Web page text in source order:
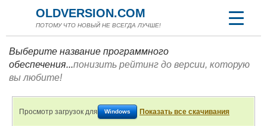
OLDVERSION.COM
ПОТОМУ ЧТО НОВЫЙ НЕ ВСЕГДА ЛУЧШЕ!
Выберите название программного
обеспечения...понизить рейтинг до версии, которую
вы любите!
Просмотр загрузок для Windows Показать все скачивания